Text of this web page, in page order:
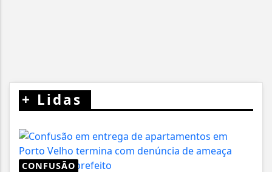
+ Lidas
CONFUSÃO